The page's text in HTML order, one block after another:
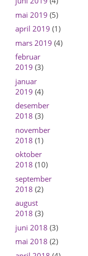
mai 2019 (5)
april 2019 (1)
mars 2019 (4)
februar
2019 (3)
januar
2019 (4)
desember
2018 (3)
november
2018 (1)
oktober
2018 (10)
september
2018 (2)
august
2018 (3)
juni 2018 (3)
mai 2018 (2)